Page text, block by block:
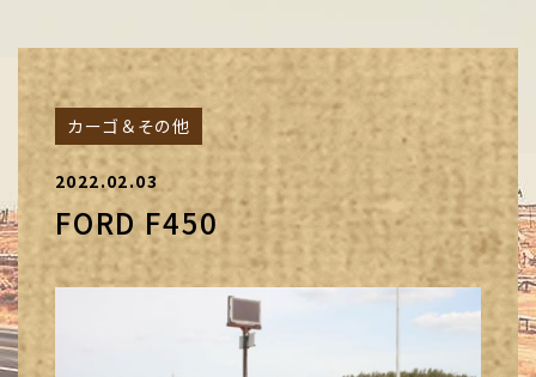
カーゴ＆その他
2022.02.03
FORD F450